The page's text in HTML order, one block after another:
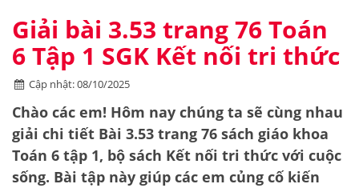
Giải bài 3.53 trang 76 Toán
6 Tập 1 SGK Kết nối tri thức
Cập nhật: 08/10/2025
Chào các em! Hôm nay chúng ta sẽ cùng nhau
giải chi tiết Bài 3.53 trang 76 sách giáo khoa
Toán 6 tập 1, bộ sách Kết nối tri thức với cuộc
sống. Bài tập này giúp các em củng cố kiến